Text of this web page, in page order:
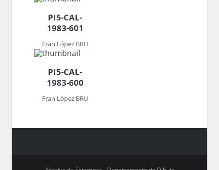
PI5-CAL-
1983-601
Fran López BRU
PI5-CAL-
1983-600
Fran López BRU